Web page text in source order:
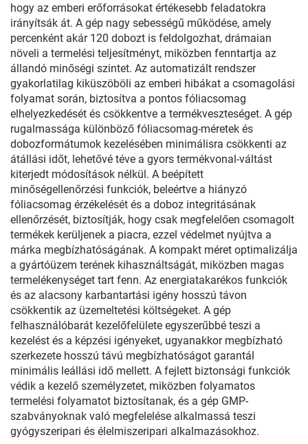
hogy az emberi erőforrásokat értékesebb feladatokra
irányítsák át. A gép nagy sebességű működése, amely
percenként akár 120 dobozt is feldolgozhat, drámaian
növeli a termelési teljesítményt, miközben fenntartja az
állandó minőségi szintet. Az automatizált rendszer
gyakorlatilag kiküszöböli az emberi hibákat a csomagolási
folyamat során, biztosítva a pontos fóliacsomag
elhelyezkedését és csökkentve a termékveszteséget. A gép
rugalmassága különböző fóliacsomag-méretek és
dobozformátumok kezelésében minimálisra csökkenti az
átállási időt, lehetővé téve a gyors termékvonal-váltást
kiterjedt módosítások nélkül. A beépített
minőségellenőrzési funkciók, beleértve a hiányzó
fóliacsomag érzékelését és a doboz integritásának
ellenőrzését, biztosítják, hogy csak megfelelően csomagolt
termékek kerüljenek a piacra, ezzel védelmet nyújtva a
márka megbízhatóságának. A kompakt méret optimalizálja
a gyártóüzem terének kihasználtságát, miközben magas
termelékenységet tart fenn. Az energiatakarékos funkciók
és az alacsony karbantartási igény hosszú távon
csökkentik az üzemeltetési költségeket. A gép
felhasználóbarát kezelőfelülete egyszerűbbé teszi a
kezelést és a képzési igényeket, ugyanakkor megbízható
szerkezete hosszú távú megbízhatóságot garantál
minimális leállási idő mellett. A fejlett biztonsági funkciók
védik a kezelő személyzetet, miközben folyamatos
termelési folyamatot biztosítanak, és a gép GMP-
szabványoknak való megfelelése alkalmassá teszi
gyógyszeripari és élelmiszeripari alkalmazásokhoz.